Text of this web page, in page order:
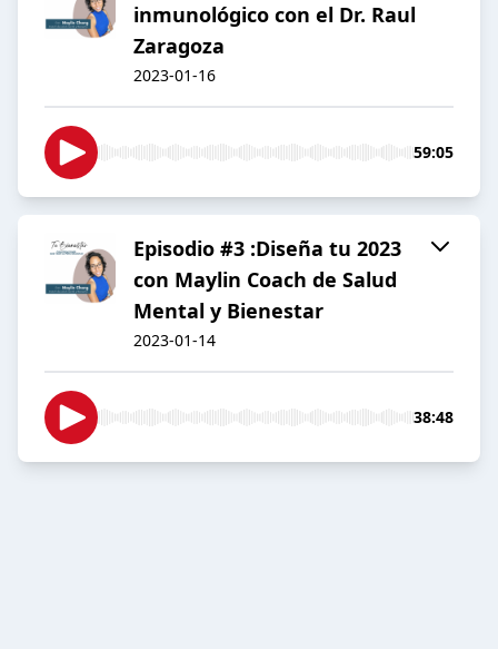
inmunológico con el Dr. Raul
Zaragoza
2023-01-16
59:05
Episodio #3 :Diseña tu 2023
con Maylin Coach de Salud
Mental y Bienestar
2023-01-14
38:48